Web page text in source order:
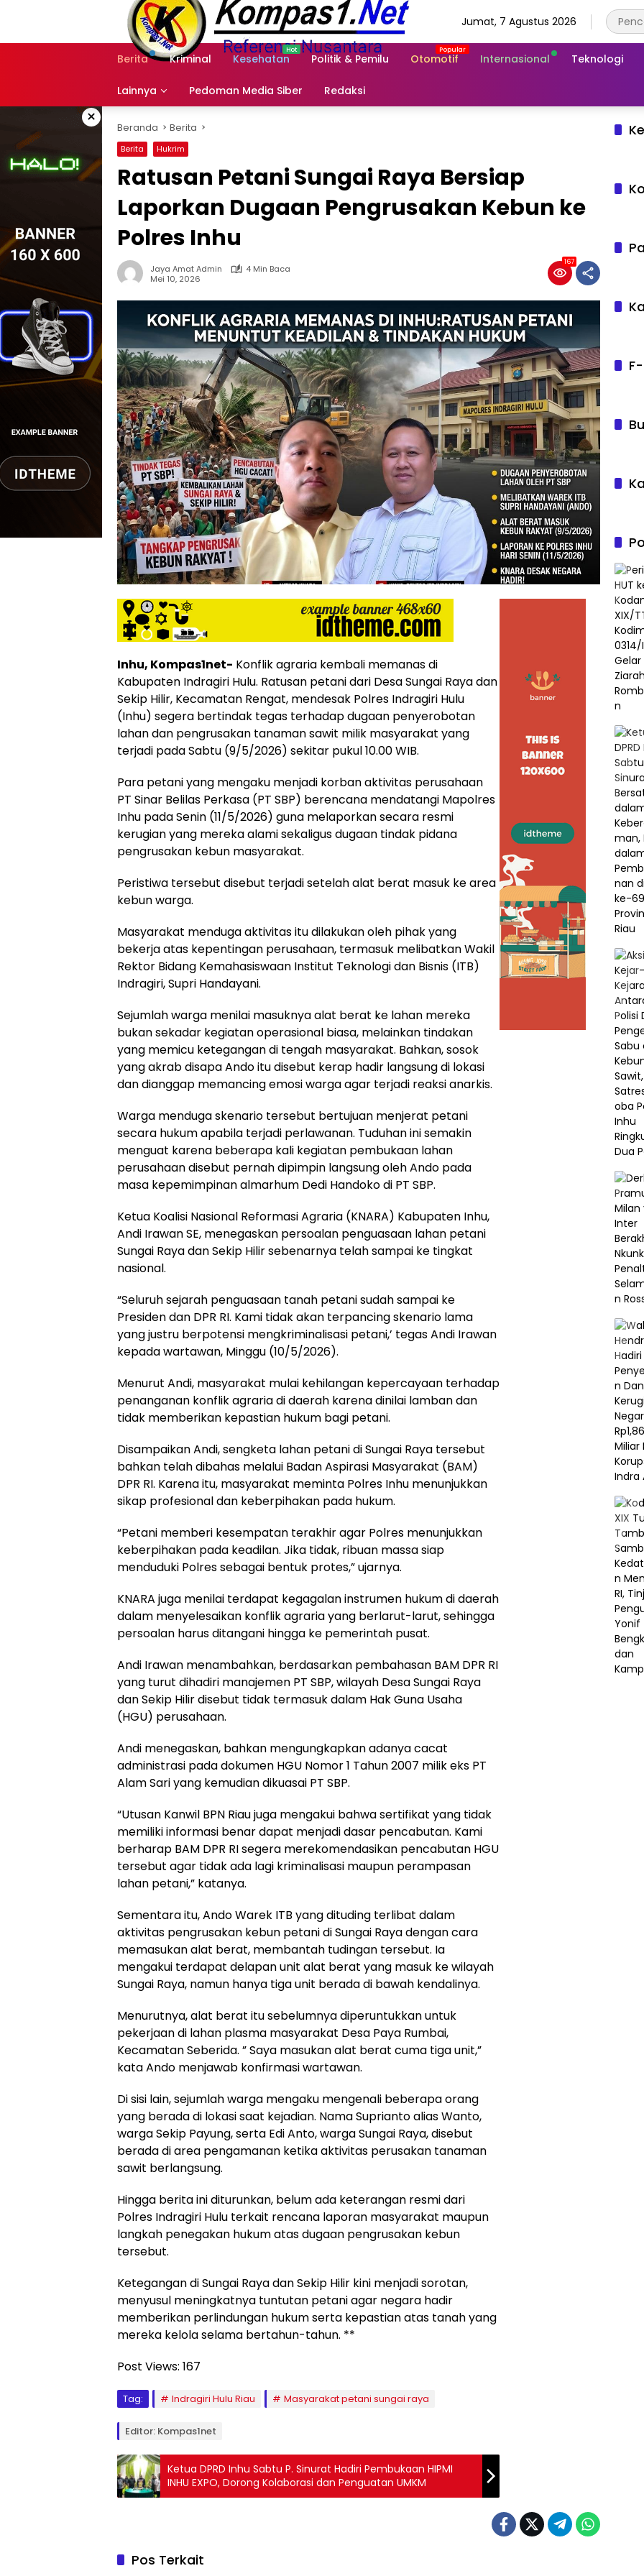
Jumat, 7 Agustus 2026
Berita Kriminal Kesehatan Politik & Pemilu Otomotif Internasional Teknologi
Lainnya Pedoman Media Siber Redaksi
× Beranda Berita
Berita Hukrim
Ratusan Petani Sungai Raya Bersiap
Laporkan Dugaan Pengrusakan Kebun ke
Polres Inhu
Jaya Amat Admin
4 Min Baca
Mei 10, 2026
167
Inhu, Kompas1net- Konflik agraria kembali memanas di
Kabupaten Indragiri Hulu. Ratusan petani dari Desa Sungai Raya dan
Sekip Hilir, Kecamatan Rengat, mendesak Polres Indragiri Hulu
(Inhu) segera bertindak tegas terhadap dugaan penyerobotan
lahan dan pengrusakan tanaman sawit milik masyarakat yang
terjadi pada Sabtu (9/5/2026) sekitar pukul 10.00 WIB.
Para petani yang mengaku menjadi korban aktivitas perusahaan
PT Sinar Belilas Perkasa (PT SBP) berencana mendatangi Mapolres
Inhu pada Senin (11/5/2026) guna melaporkan secara resmi
kerugian yang mereka alami sekaligus dugaan tindak pidana
pengrusakan kebun masyarakat.
Peristiwa tersebut disebut terjadi setelah alat berat masuk ke area
kebun warga.
Masyarakat menduga aktivitas itu dilakukan oleh pihak yang
bekerja atas kepentingan perusahaan, termasuk melibatkan Wakil
Rektor Bidang Kemahasiswaan Institut Teknologi dan Bisnis (ITB)
Indragiri, Supri Handayani.
Sejumlah warga menilai masuknya alat berat ke lahan mereka
bukan sekadar kegiatan operasional biasa, melainkan tindakan
yang memicu ketegangan di tengah masyarakat. Bahkan, sosok
yang akrab disapa Ando itu disebut kerap hadir langsung di lokasi
dan dianggap memancing emosi warga agar terjadi reaksi anarkis.
Warga menduga skenario tersebut bertujuan menjerat petani
secara hukum apabila terjadi perlawanan. Tuduhan ini semakin
menguat karena beberapa kali kegiatan pembukaan lahan
perusahaan disebut pernah dipimpin langsung oleh Ando pada
masa kepemimpinan almarhum Dedi Handoko di PT SBP.
Ketua Koalisi Nasional Reformasi Agraria (KNARA) Kabupaten Inhu,
Andi Irawan SE, menegaskan persoalan penguasaan lahan petani
Sungai Raya dan Sekip Hilir sebenarnya telah sampai ke tingkat
nasional.
“Seluruh sejarah penguasaan tanah petani sudah sampai ke
Presiden dan DPR RI. Kami tidak akan terpancing skenario lama
yang justru berpotensi mengkriminalisasi petani,’ tegas Andi Irawan
kepada wartawan, Minggu (10/5/2026).
Menurut Andi, masyarakat mulai kehilangan kepercayaan terhadap
penanganan konflik agraria di daerah karena dinilai lamban dan
tidak memberikan kepastian hukum bagi petani.
Disampaikan Andi, sengketa lahan petani di Sungai Raya tersebut
bahkan telah dibahas melalui Badan Aspirasi Masyarakat (BAM)
DPR RI. Karena itu, masyarakat meminta Polres Inhu menunjukkan
sikap profesional dan keberpihakan pada hukum.
“Petani memberi kesempatan terakhir agar Polres menunjukkan
keberpihakan pada keadilan. Jika tidak, ribuan massa siap
menduduki Polres sebagai bentuk protes,” ujarnya.
KNARA juga menilai terdapat kegagalan instrumen hukum di daerah
dalam menyelesaikan konflik agraria yang berlarut-larut, sehingga
persoalan harus ditangani hingga ke pemerintah pusat.
Andi Irawan menambahkan, berdasarkan pembahasan BAM DPR RI
yang turut dihadiri manajemen PT SBP, wilayah Desa Sungai Raya
dan Sekip Hilir disebut tidak termasuk dalam Hak Guna Usaha
(HGU) perusahaan.
Andi menegaskan, bahkan mengungkapkan adanya cacat
administrasi pada dokumen HGU Nomor 1 Tahun 2007 milik eks PT
Alam Sari yang kemudian dikuasai PT SBP.
“Utusan Kanwil BPN Riau juga mengakui bahwa sertifikat yang tidak
memiliki informasi benar dapat menjadi dasar pencabutan. Kami
berharap BAM DPR RI segera merekomendasikan pencabutan HGU
tersebut agar tidak ada lagi kriminalisasi maupun perampasan
lahan petani,” katanya.
Sementara itu, Ando Warek ITB yang dituding terlibat dalam
aktivitas pengrusakan kebun petani di Sungai Raya dengan cara
memasukan alat berat, membantah tudingan tersebut. Ia
mengakui terdapat delapan unit alat berat yang masuk ke wilayah
Sungai Raya, namun hanya tiga unit berada di bawah kendalinya.
Menurutnya, alat berat itu sebelumnya diperuntukkan untuk
pekerjaan di lahan plasma masyarakat Desa Paya Rumbai,
Kecamatan Seberida. ” Saya masukan alat berat cuma tiga unit,”
kata Ando menjawab konfirmasi wartawan.
Di sisi lain, sejumlah warga mengaku mengenali beberapa orang
yang berada di lokasi saat kejadian. Nama Suprianto alias Wanto,
warga Sekip Payung, serta Edi Anto, warga Sungai Raya, disebut
berada di area pengamanan ketika aktivitas perusakan tanaman
sawit berlangsung.
Hingga berita ini diturunkan, belum ada keterangan resmi dari
Polres Indragiri Hulu terkait rencana laporan masyarakat maupun
langkah penegakan hukum atas dugaan pengrusakan kebun
tersebut.
Ketegangan di Sungai Raya dan Sekip Hilir kini menjadi sorotan,
menyusul meningkatnya tuntutan petani agar negara hadir
memberikan perlindungan hukum serta kepastian atas tanah yang
mereka kelola selama bertahun-tahun. **
Post Views: 167
Tag: Indragiri Hulu Riau Masyarakat petani sungai raya
Editor: Kompas1net
Ketua DPRD Inhu Sabtu P. Sinurat Hadiri Pembukaan HIPMI
INHU EXPO, Dorong Kolaborasi dan Penguatan UMKM
Pos Terkait